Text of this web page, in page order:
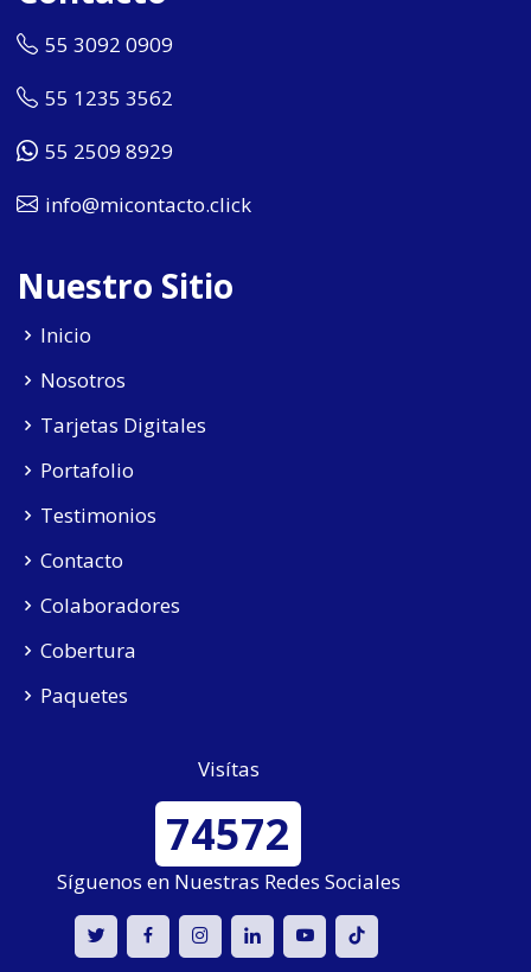
55 3092 0909
55 1235 3562
55 2509 8929
info@micontacto.click
Nuestro Sitio
Inicio
Nosotros
Tarjetas Digitales
Portafolio
Testimonios
Contacto
Colaboradores
Cobertura
Paquetes
Visítas
74572
Síguenos en Nuestras Redes Sociales